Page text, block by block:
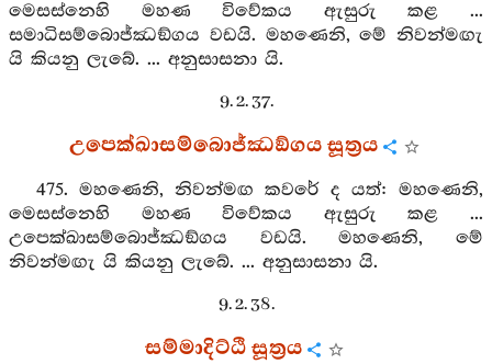
මෙසස්නෙහි මහණ විවේකය ඇසුරු කළ ...
සමාධිසම්බොජ්ඣඞ්ගය වඩයි. මහණෙනි, මේ නිවන්මඟැ
යි කියනු ලැබේ. ... අනුසාසනා යි.
9. 2. 37.
උපෙක්ඛාසම්බොජ්ඣඞ්ගය සූත්‍රය
475. මහණෙනි, නිවන්මඟ කවරේ ද යත්: මහණෙනි,
මෙසස්නෙහි මහණ විවේකය ඇසුරු කළ ...
උපෙක්ඛාසම්බොජ්ඣඞ්ගය වඩයි. මහණෙනි, මේ
නිවන්මඟැ යි කියනු ලැබේ. ... අනුසාසනා යි.
9. 2. 38.
සම්මාදිට්ඨි සූත්‍රය